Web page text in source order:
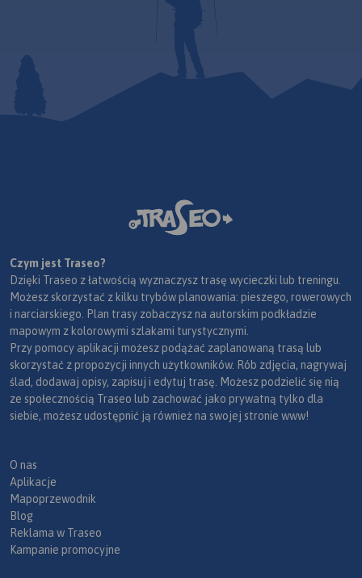
Czym jest Traseo?
Dzięki Traseo z łatwością wyznaczysz trasę wycieczki lub treningu.
Możesz skorzystać z kilku trybów planowania: pieszego, rowerowych
i narciarskiego. Plan trasy zobaczysz na autorskim podkładzie
mapowym z kolorowymi szlakami turystycznymi.
Przy pomocy aplikacji możesz podążać zaplanowaną trasą lub
skorzystać z propozycji innych użytkowników. Rób zdjęcia, nagrywaj
ślad, dodawaj opisy, zapisuj i edytuj trasę. Możesz podzielić się nią
ze społecznością Traseo lub zachować jako prywatną tylko dla
siebie, możesz udostępnić ją również na swojej stronie www!
O nas
Aplikacje
Mapoprzewodnik
Blog
Reklama w Traseo
Kampanie promocyjne